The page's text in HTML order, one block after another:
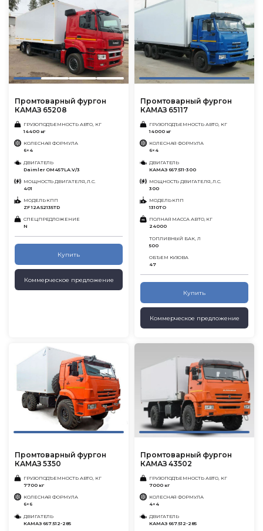
Промтоварный фургон
КАМАЗ 65208
ГРУЗОПОДЪЕМНОСТЬ АВТО, КГ
14400 кг
КОЛЕСНАЯ ФОРМУЛА
6×4
ДВИГАТЕЛЬ
Daimler OM457LA.V/3
МОЩНОСТЬ ДВИГАТЕЛЯ, Л.С.
401
МОДЕЛЬ КПП
ZF 12AS2135ТD
СПЕЦПРЕДЛОЖЕНИЕ
N
Купить
Коммерческое предложение
Промтоварный фургон
КАМАЗ 65117
ГРУЗОПОДЪЕМНОСТЬ АВТО, КГ
14000 кг
КОЛЕСНАЯ ФОРМУЛА
6×4
ДВИГАТЕЛЬ
КАМАЗ 667.511-300
МОЩНОСТЬ ДВИГАТЕЛЯ, Л.С.
300
МОДЕЛЬ КПП
1310ТО
ПОЛНАЯ МАССА АВТО, КГ
24000
ТОПЛИВНЫЙ БАК, Л
500
ОБЪЕМ КУЗОВА
47
Купить
Коммерческое предложение
Промтоварный фургон
КАМАЗ 5350
ГРУЗОПОДЪЕМНОСТЬ АВТО, КГ
7700 кг
КОЛЕСНАЯ ФОРМУЛА
6×6
ДВИГАТЕЛЬ
КАМАЗ 667.512-285
Промтоварный фургон
КАМАЗ 43502
ГРУЗОПОДЪЕМНОСТЬ АВТО, КГ
7000 кг
КОЛЕСНАЯ ФОРМУЛА
4×4
ДВИГАТЕЛЬ
КАМАЗ 667.512-285